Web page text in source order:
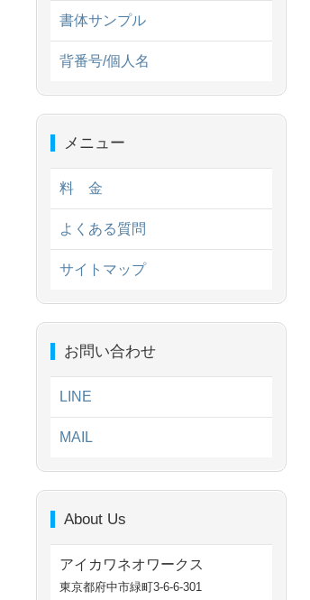
書体サンプル
背番号/個人名
メニュー
料 金
よくある質問
サイトマップ
お問い合わせ
LINE
MAIL
About Us
アイカワネオワークス
東京都府中市緑町3-6-6-301